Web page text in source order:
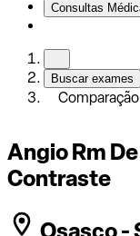
Consultas
Buscar exames
Angio Rm
Contraste